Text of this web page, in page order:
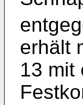
erhält
13 mit